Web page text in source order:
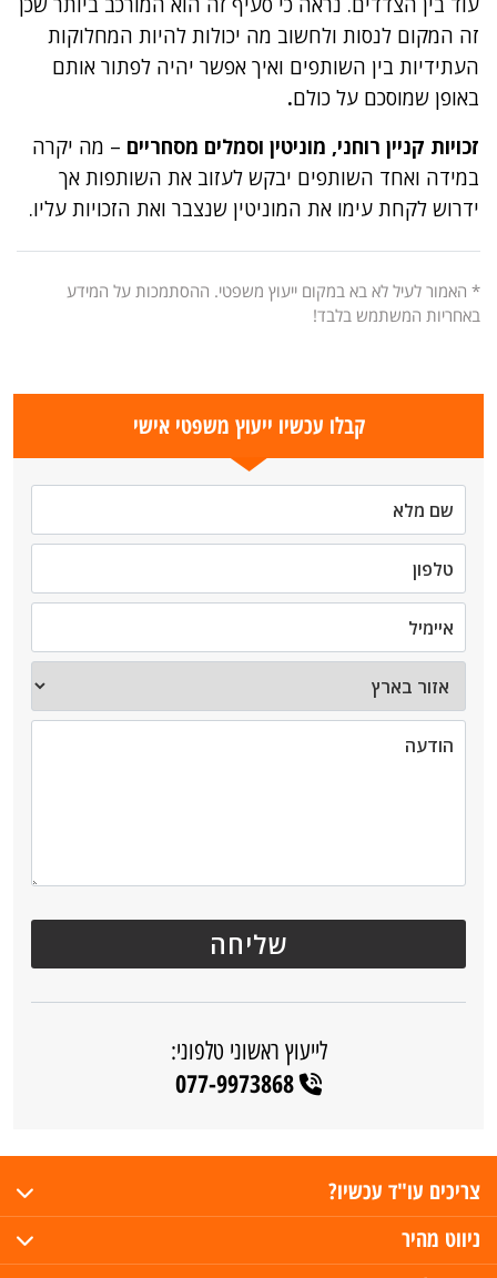
זה המקום לנסות ולחשוב מה יכולות להיות המחלוקות
העתידיות בין השותפים ואיך אפשר יהיה לפתור אותם
באופן שמוסכם על כולם.
זכויות קניין רוחני, מוניטין וסמלים מסחריים – מה יקרה
במידה ואחד השותפים יבקש לעזוב את השותפות אך
ידרוש לקחת עימו את המוניטין שנצבר ואת הזכויות עליו.
* האמור לעיל לא בא במקום ייעוץ משפטי. ההסתמכות על המידע
באחריות המשתמש בלבד!
קבלו עכשיו ייעוץ משפטי אישי
לייעוץ ראשוני טלפוני:
077-9973868
צריכים עו"ד עכשיו?
ניווט מהיר